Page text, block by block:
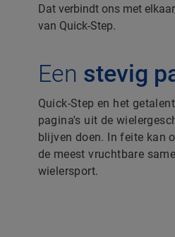
Dat verbindt ons met
van Quick-Step.
Een stevig
Quick-Step en het
pagina's uit de
blijven doen. In feite kan
de meest vruchtbare
wielersport.